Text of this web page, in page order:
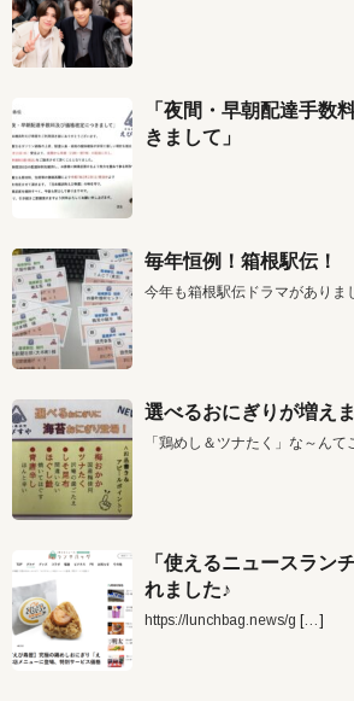
「夜間・早朝配達手数
きまして」
毎年恒例！箱根駅伝！
今年も箱根駅伝ドラマがありま
選べるおにぎりが増え
「鶏めし＆ツナたく」な～んて
「使えるニュースラン
れました♪
https://lunchbag.news/g […]